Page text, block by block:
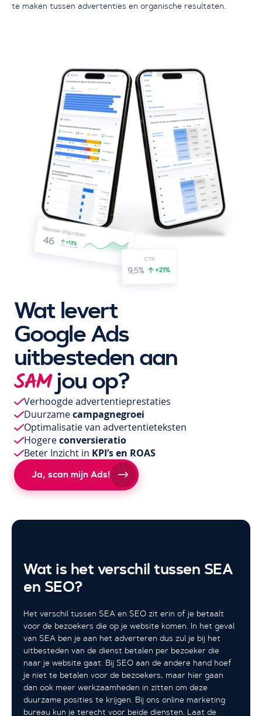
te maken tussen advertenties en organische resultaten.
Wat levert
Google Ads
uitbesteden aan
SAMjou op?
Verhoogde advertentieprestaties
Duurzamecampagnegroei
Optimalisatie van advertentieteksten
Hogereconversieratio
Beter Inzicht in KPI’s en ROAS
Ja, scan mijn Ads!
Wat is het verschil tussen SEA
en SEO?
Het verschil tussen SEA en SEO zit erin of je betaalt
voor de bezoekers die op je website komen. In het geval
van SEA ben je aan het adverteren dus zul je bij het
uitbesteden van de dienst betalen per bezoeker die
naar je website gaat. Bij SEO aan de andere hand hoef
je niet te betalen voor de bezoekers, maar hier gaan
dan ook meer werkzaamheden in zitten om deze
duurzame posities te krijgen. Bij ons online marketing
bureau kun je terecht voor beide diensten. Laat de